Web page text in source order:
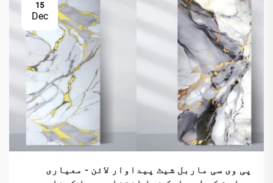
15
Dec
پی وی سی ماربل شیٹ پیداوار لائن - معیاری